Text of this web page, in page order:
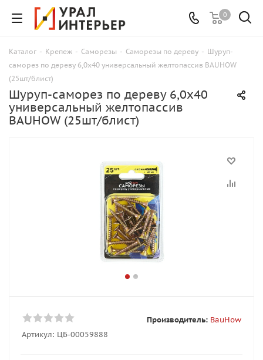
0
Каталог - Крепеж - Саморезы - Саморезы по дереву - Шуруп-
саморез по дереву 6,0х40 универсальный желтопассив BAUHOW
(25шт/блист)
Шуруп-саморез по дереву 6,0х40
универсальный желтопассив
BAUHOW (25шт/блист)
Артикул: ЦБ-00059888
Производитель: BauHow